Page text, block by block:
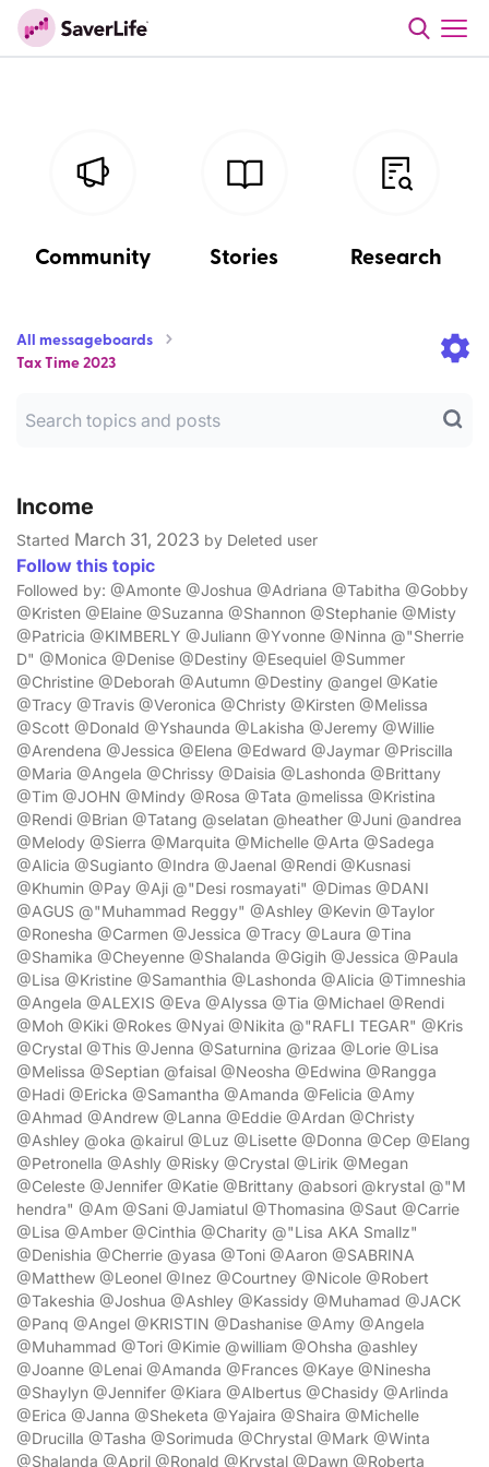
Community Stories Research
All messageboards
Tax Time 2023
Income
Started March 31, 2023 by Deleted user
Follow this topic
Followed by: @Amonte @Joshua @Adriana @Tabitha @Gobby
@Kristen @Elaine @Suzanna @Shannon @Stephanie @Misty
@Patricia @KIMBERLY @Juliann @Yvonne @Ninna @"Sherrie
D" @Monica @Denise @Destiny @Esequiel @Summer
@Christine @Deborah @Autumn @Destiny @angel @Katie
@Tracy @Travis @Veronica @Christy @Kirsten @Melissa
@Scott @Donald @Yshaunda @Lakisha @Jeremy @Willie
@Arendena @Jessica @Elena @Edward @Jaymar @Priscilla
@Maria @Angela @Chrissy @Daisia @Lashonda @Brittany
@Tim @JOHN @Mindy @Rosa @Tata @melissa @Kristina
@Rendi @Brian @Tatang @selatan @heather @Juni @andrea
@Melody @Sierra @Marquita @Michelle @Arta @Sadega
@Alicia @Sugianto @Indra @Jaenal @Rendi @Kusnasi
@Khumin @Pay @Aji @"Desi rosmayati" @Dimas @DANI
@AGUS @"Muhammad Reggy" @Ashley @Kevin @Taylor
@Ronesha @Carmen @Jessica @Tracy @Laura @Tina
@Shamika @Cheyenne @Shalanda @Gigih @Jessica @Paula
@Lisa @Kristine @Samanthia @Lashonda @Alicia @Timneshia
@Angela @ALEXIS @Eva @Alyssa @Tia @Michael @Rendi
@Moh @Kiki @Rokes @Nyai @Nikita @"RAFLI TEGAR" @Kris
@Crystal @This @Jenna @Saturnina @rizaa @Lorie @Lisa
@Melissa @Septian @faisal @Neosha @Edwina @Rangga
@Hadi @Ericka @Samantha @Amanda @Felicia @Amy
@Ahmad @Andrew @Lanna @Eddie @Ardan @Christy
@Ashley @oka @kairul @Luz @Lisette @Donna @Cep @Elang
@Petronella @Ashly @Risky @Crystal @Lirik @Megan
@Celeste @Jennifer @Katie @Brittany @absori @krystal @"M
hendra" @Am @Sani @Jamiatul @Thomasina @Saut @Carrie
@Lisa @Amber @Cinthia @Charity @"Lisa AKA Smallz"
@Denishia @Cherrie @yasa @Toni @Aaron @SABRINA
@Matthew @Leonel @Inez @Courtney @Nicole @Robert
@Takeshia @Joshua @Ashley @Kassidy @Muhamad @JACK
@Panq @Angel @KRISTIN @Dashanise @Amy @Angela
@Muhammad @Tori @Kimie @william @Ohsha @ashley
@Joanne @Lenai @Amanda @Frances @Kaye @Ninesha
@Shaylyn @Jennifer @Kiara @Albertus @Chasidy @Arlinda
@Erica @Janna @Sheketa @Yajaira @Shaira @Michelle
@Drucilla @Tasha @Sorimuda @Chrystal @Mark @Winta
@Shalanda @April @Ronald @Krystal @Dawn @Roberta